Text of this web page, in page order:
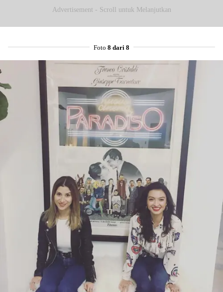
Advertisement - Scroll untuk Melanjutkan
Foto 8 dari 8